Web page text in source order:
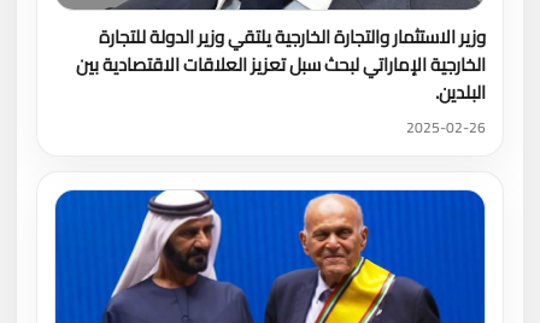
وزير الاستثمار والتجارة الخارجية يلتقي وزير الدولة للتجارة
الخارجية الإماراتي لبحث سبل تعزيز العلاقات الاقتصادية بين
البلدين.
2025-02-26